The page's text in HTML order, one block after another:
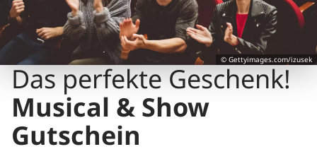
Das perfekte Geschenk!
Musical & Show
Gutschein
© Gettyimages.com/izusek